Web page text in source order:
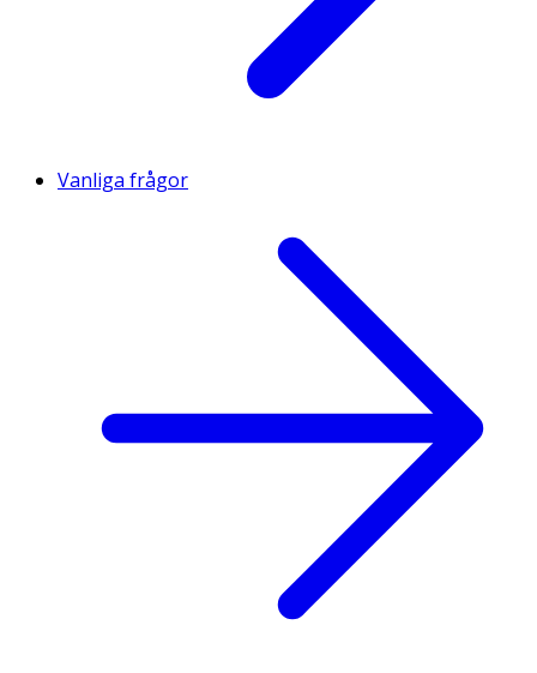
Vanliga frågor